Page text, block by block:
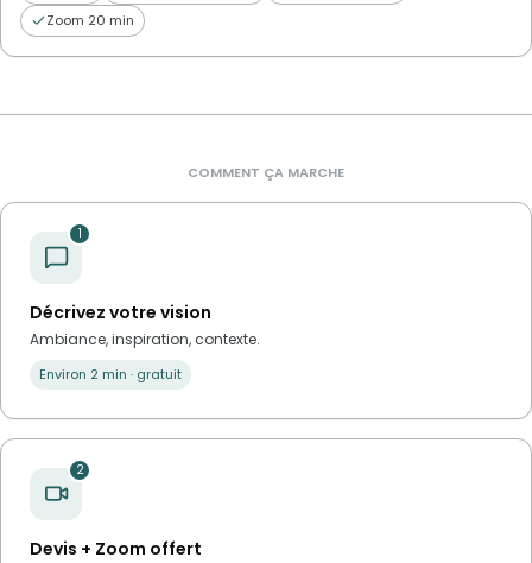
Zoom 20 min
COMMENT ÇA MARCHE
1
Décrivez votre vision
Ambiance, inspiration, contexte.
Environ 2 min · gratuit
2
Devis + Zoom offert